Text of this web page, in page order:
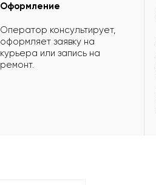
Оформление
Оператор консультирует,
оформляет заявку на
курьера или запись на
ремонт.